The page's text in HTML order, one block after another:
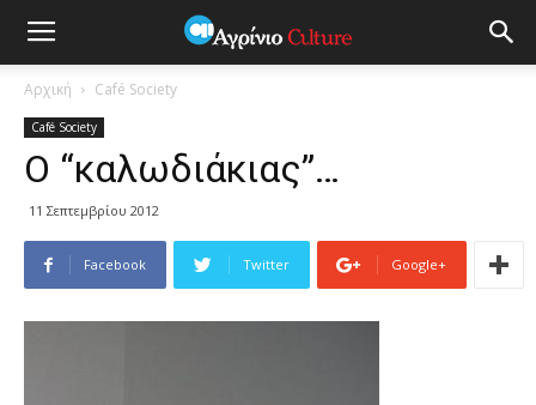
Αρχική Café Society
Café Society
Ο “καλωδιάκιας”…
11 Σεπτεμβρίου 2012
Facebook Twitter Google+